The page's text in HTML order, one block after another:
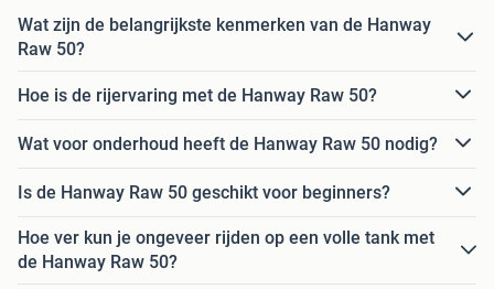
Wat zijn de belangrijkste kenmerken van de Hanway
Raw 50?
Hoe is de rijervaring met de Hanway Raw 50?
Wat voor onderhoud heeft de Hanway Raw 50 nodig?
Is de Hanway Raw 50 geschikt voor beginners?
Hoe ver kun je ongeveer rijden op een volle tank met
de Hanway Raw 50?